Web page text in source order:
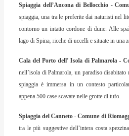
Spiaggia dell’Ancona di Bellocchio -
spiaggia, una tra le preferite dai naturisti nel
contorno un intatto cordone di dune. Alle
lago di Spina, ricche di uccelli e situate in una
Cala del Porto dell’ Isola di Palmarola -
nell’isola di Palmarola, un paradiso
spiaggia è immersa in un contesto
appena 500 case scavate nelle grotte di tufo.
Spiaggia del Canneto - Comune di
tra le più suggestive dell’intera costa